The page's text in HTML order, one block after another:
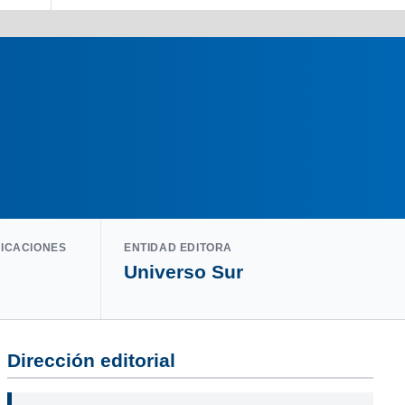
ENTIDAD EDITORA
Universo Sur
Dirección editorial